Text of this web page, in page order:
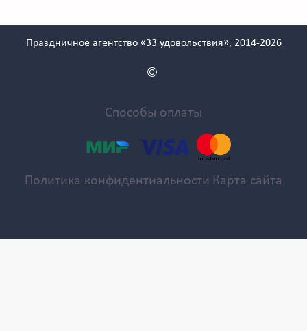
Праздничное агентство «33 удовольствия», 2014-2026
Способы оплаты
Политика конфидентиальности Карта сайта